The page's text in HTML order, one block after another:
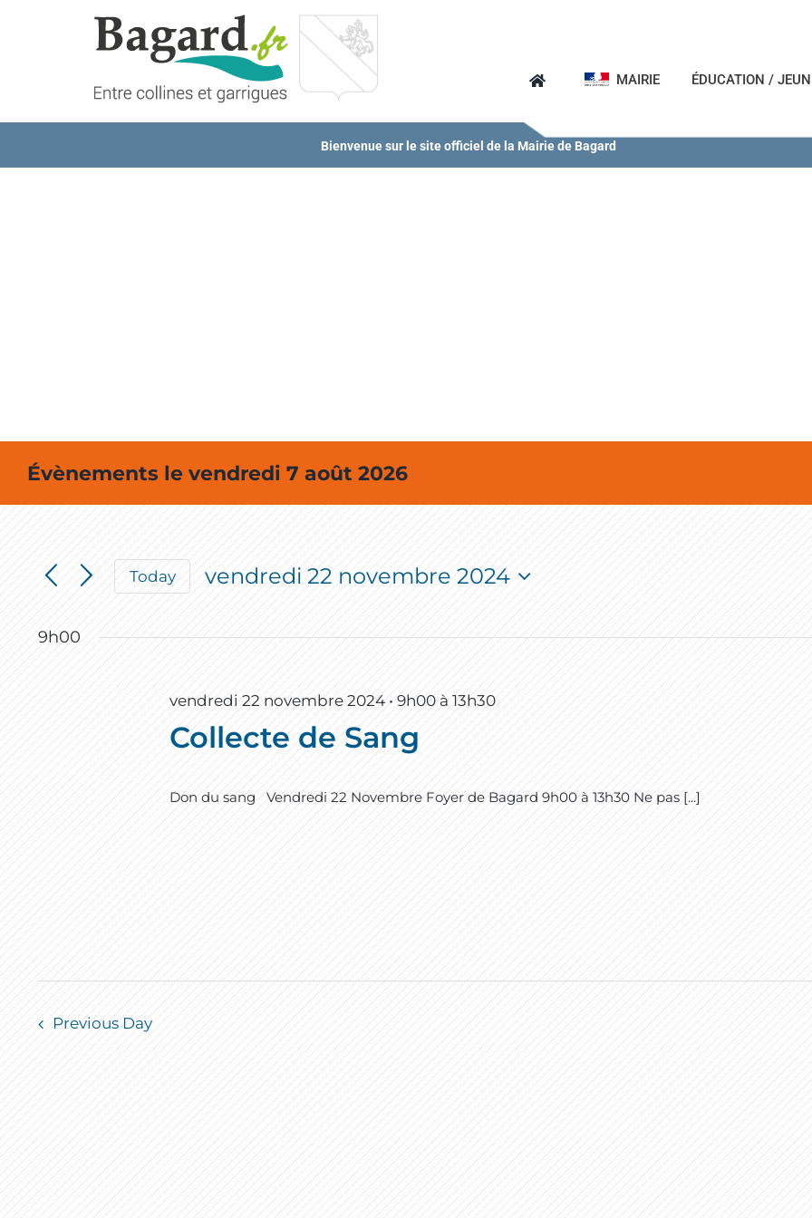
MAIRIE ÉDUCATION /
Bienvenue sur le site officiel de la Mairie de Bagard
Évènements le vendredi 7 août 2026
Today
vendredi 22 novembre 2024
Select
date.
9h00
vendredi 22 novembre 2024 • 9h00 à13h30
Collecte de Sang
Don du sang Vendredi 22 Novembre Foyer de Bagard 9h00 à 13h30 Ne pas [...]
Previous Day